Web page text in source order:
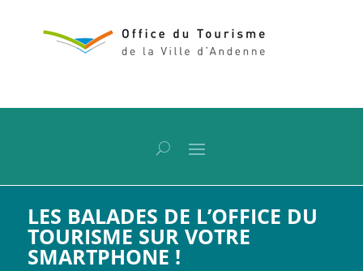
LES BALADES DE L’OFFICE DU
TOURISME SUR VOTRE
SMARTPHONE !